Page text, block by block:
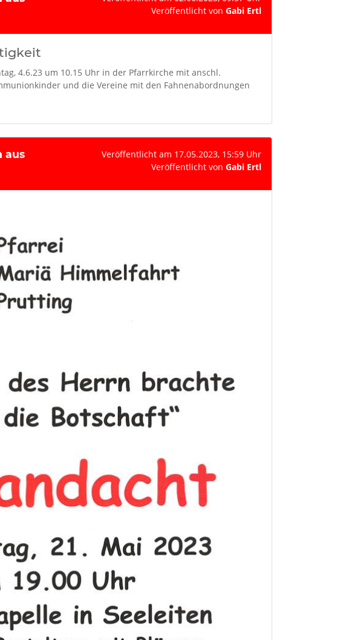
Veröffentlicht von Gabi Ertl
4.6.23 um 10.15 Uhr in der Pfarrkirche mit anschl.
und die Vereine mit den Fahnenabordnungen
aus
Veröffentlicht am 17.05.2023, 15:59 Uhr
Veröffentlicht von Gabi Ertl